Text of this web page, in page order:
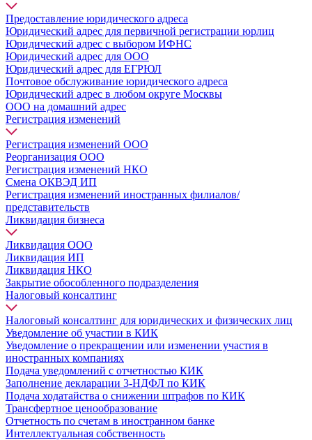
Предоставление юридического адреса
Юридический адрес для первичной регистрации юрлиц
Юридический адрес с выбором ИФНС
Юридический адрес для ООО
Юридический адрес для ЕГРЮЛ
Почтовое обслуживание юридического адреса
Юридический адрес в любом округе Москвы
ООО на домашний адрес
Регистрация изменений
Регистрация изменений ООО
Реорганизация ООО
Регистрация изменений НКО
Смена ОКВЭД ИП
Регистрация изменений иностранных филиалов/
представительств
Ликвидация бизнеса
Ликвидация ООО
Ликвидация ИП
Ликвидация НКО
Закрытие обособленного подразделения
Налоговый консалтинг
Налоговый консалтинг для юридических и физических лиц
Уведомление об участии в КИК
Уведомление о прекращении или изменении участия в
иностранных компаниях
Подача уведомлений с отчетностью КИК
Заполнение декларации 3-НДФЛ по КИК
Подача ходатайства о снижении штрафов по КИК
Трансфертное ценообразование
Отчетность по счетам в иностранном банке
Интеллектуальная собственность